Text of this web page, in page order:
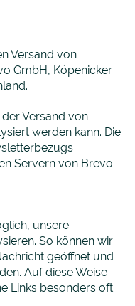
Versand von
GmbH, Köpenicker
Versand von
werden kann. Die
Servern von Brevo
unsere
So können wir
geöffnet und
Auf diese Weise
Links besonders oft